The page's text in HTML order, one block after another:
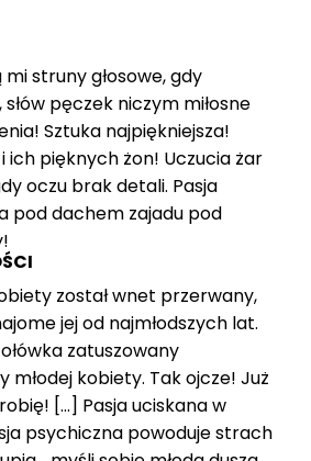
struny głosowe, gdy
pęczek niczym miłosne
Sztuka najpiękniejsza!
ich pięknych żon! Uczucia żar
oczu brak detali. Pasja
pod dachem zajadu pod
został wnet przerwany,
jej od najmłodszych lat.
zatuszowany
kobiety. Tak ojcze! Już
[…] Pasja uciskana w
psychiczna powoduje strach